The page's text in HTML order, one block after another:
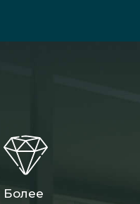
Более